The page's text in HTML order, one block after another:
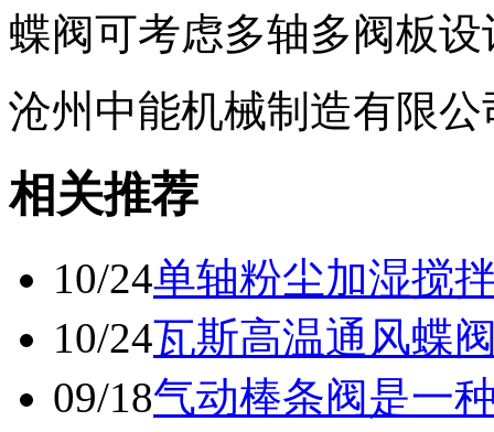
蝶阀可考虑多轴多阀板设
沧州中能机械制造有限公
相关推荐
10/24单轴粉尘加湿搅
10/24瓦斯高温通风蝶
09/18气动棒条阀是一